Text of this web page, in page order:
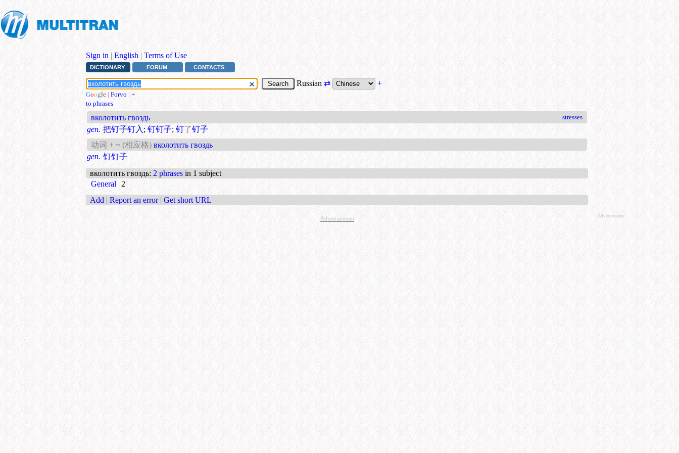
Sign in | English | Terms of Use
DICTIONARY FORUM CONTACTS
Russian ⇄ +
Google | Forvo | +
to phrases
вколотить гвоздь stresses
gen. 把钉子钉入 ; 钉钉子; 钉了钉子
动词 + ~ (相应格) вколотить гвоздь
gen. 钉钉子
вколотить гвоздь: 2 phrases in 1 subject
General
2
Add | Report an error | Get short URL
Advertisement Advertisement